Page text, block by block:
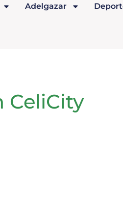
Adelgazar
CeliCity